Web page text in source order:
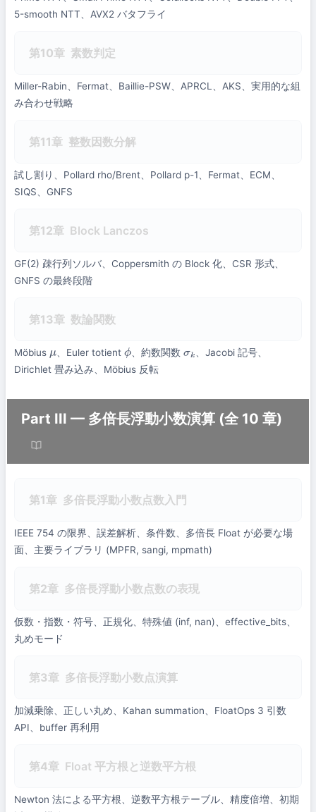
5-smooth NTT、AVX2 バタフライ
第10章 素数判定
Miller-Rabin、Fermat、Baillie-PSW、APRCL、AKS、実用的な組
み合わせ戦略
第11章 整数因数分解
試し割り、Pollard rho/Brent、Pollard p-1、Fermat、ECM、
SIQS、GNFS
第12章 Block Lanczos
GF(2) 疎行列ソルバ、Coppersmith の Block 化、CSR 形式、
GNFS の最終段階
第13章 数論関数
Möbius μ 、Euler totientϕ 、約数関数σk 、Jacobi 記号、
Dirichlet 畳み込み、Möbius 反転
Part III — 多倍長浮動小数演算 (全 10 章)
第1章 多倍長浮動小数点数入門
IEEE 754 の限界、誤差解析、条件数、多倍長 Float が必要な場
面、主要ライブラリ (MPFR, sangi, mpmath)
第2章 多倍長浮動小数点数の表現
仮数・指数・符号、正規化、特殊値 (inf, nan)、effective_bits、
丸めモード
第3章 多倍長浮動小数点演算
加減乗除、正しい丸め、Kahan summation、FloatOps 3 引数
API、buffer 再利用
第4章 Float 平方根と逆数平方根
Newton 法による平方根、逆数平方根テーブル、精度倍増、初期